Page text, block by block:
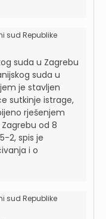
sud Republike
suda u Zagrebu
suda u
je stavljen
sutkinje istrage,
rješenjem
od 8
2, spis je
i o
sud Republike